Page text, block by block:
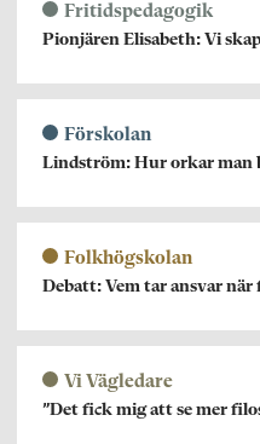
Fritidspedagogik
Pionjären Elisabeth: Vi
Förskolan
Lindström: Hur orkar man
Folkhögskolan
Debatt: Vem tar ansvar
Vi Vägledare
”Det fick mig att se mer